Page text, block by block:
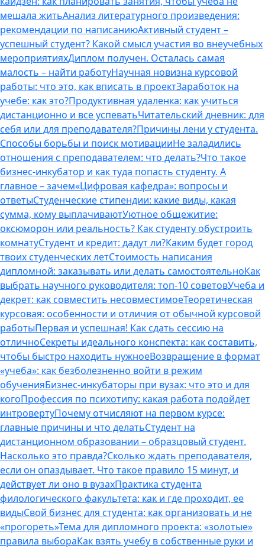
мешала житьАнализ литературного произведения:
рекомендации по написаниюАктивный студент –
успешный студент? Какой смысл участия во внеучебных
мероприятияхДиплом получен. Осталась самая
малость – найти работуНаучная новизна курсовой
работы: что это, как вписать в проектЗаработок на
учебе: как это?Продуктивная удаленка: как учиться
дистанционно и все успеватьЧитательский дневник: для
себя или для преподавателя?Причины лени у студента.
Способы борьбы и поиск мотивацииНе заладились
отношения с преподавателем: что делать?Что такое
бизнес-инкубатор и как туда попасть студенту. А
главное – зачем«Цифровая кафедра»: вопросы и
ответыСтуденческие стипендии: какие виды, какая
сумма, кому выплачиваютУютное общежитие:
оксюморон или реальность? Как студенту обустроить
комнатуСтудент и кредит: дадут ли?Каким будет город
твоих студенческих летСтоимость написания
дипломной: заказывать или делать самостоятельноКак
выбрать научного руководителя: топ-10 советовУчеба и
декрет: как совместить несовместимоеТеоретическая
курсовая: особенности и отличия от обычной курсовой
работыПервая и успешная! Как сдать сессию на
отличноСекреты идеального конспекта: как составить,
чтобы быстро находить нужноеВозвращение в формат
«учеба»: как безболезненно войти в режим
обученияБизнес-инкубаторы при вузах: что это и для
когоПрофессия по психотипу: какая работа подойдет
интровертуПочему отчисляют на первом курсе:
главные причины и что делатьСтудент на
дистанционном образовании – образцовый студент.
Насколько это правда?Сколько ждать преподавателя,
если он опаздывает. Что такое правило 15 минут, и
действует ли оно в вузахПрактика студента
филологического факультета: как и где проходит, ее
видыСвой бизнес для студента: как организовать и не
«прогореть»Тема для дипломного проекта: «золотые»
правила выбораКак взять учебу в собственные руки и